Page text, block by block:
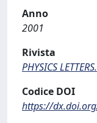
Anno
2001
Rivista
PHYSICS
Codice DOI
https://